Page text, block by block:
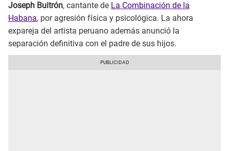
Joseph Buitrón, cantante de La Combinación de la
Habana, por agresión física y psicológica. La ahora
expareja del artista peruano además anunció la
separación definitiva con el padre de sus hijos.